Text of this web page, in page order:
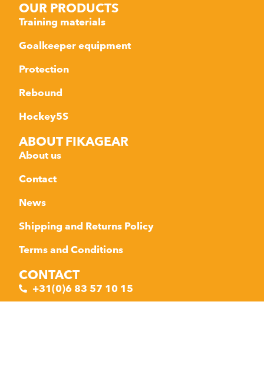
OUR PRODUCTS
Training materials
Goalkeeper equipment
Protection
Rebound
Hockey5S
ABOUT FIKAGEAR
About us
Contact
News
Shipping and Returns Policy
Terms and Conditions
CONTACT
+31(0)6 83 57 10 15